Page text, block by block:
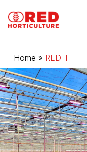
Home » RED T